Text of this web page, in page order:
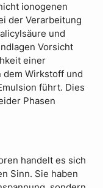
ionogenen
der Verarbeitung
und
Vorsicht
einer
Wirkstoff und
führt. Dies
Phasen
handelt es sich
Sinn. Sie haben